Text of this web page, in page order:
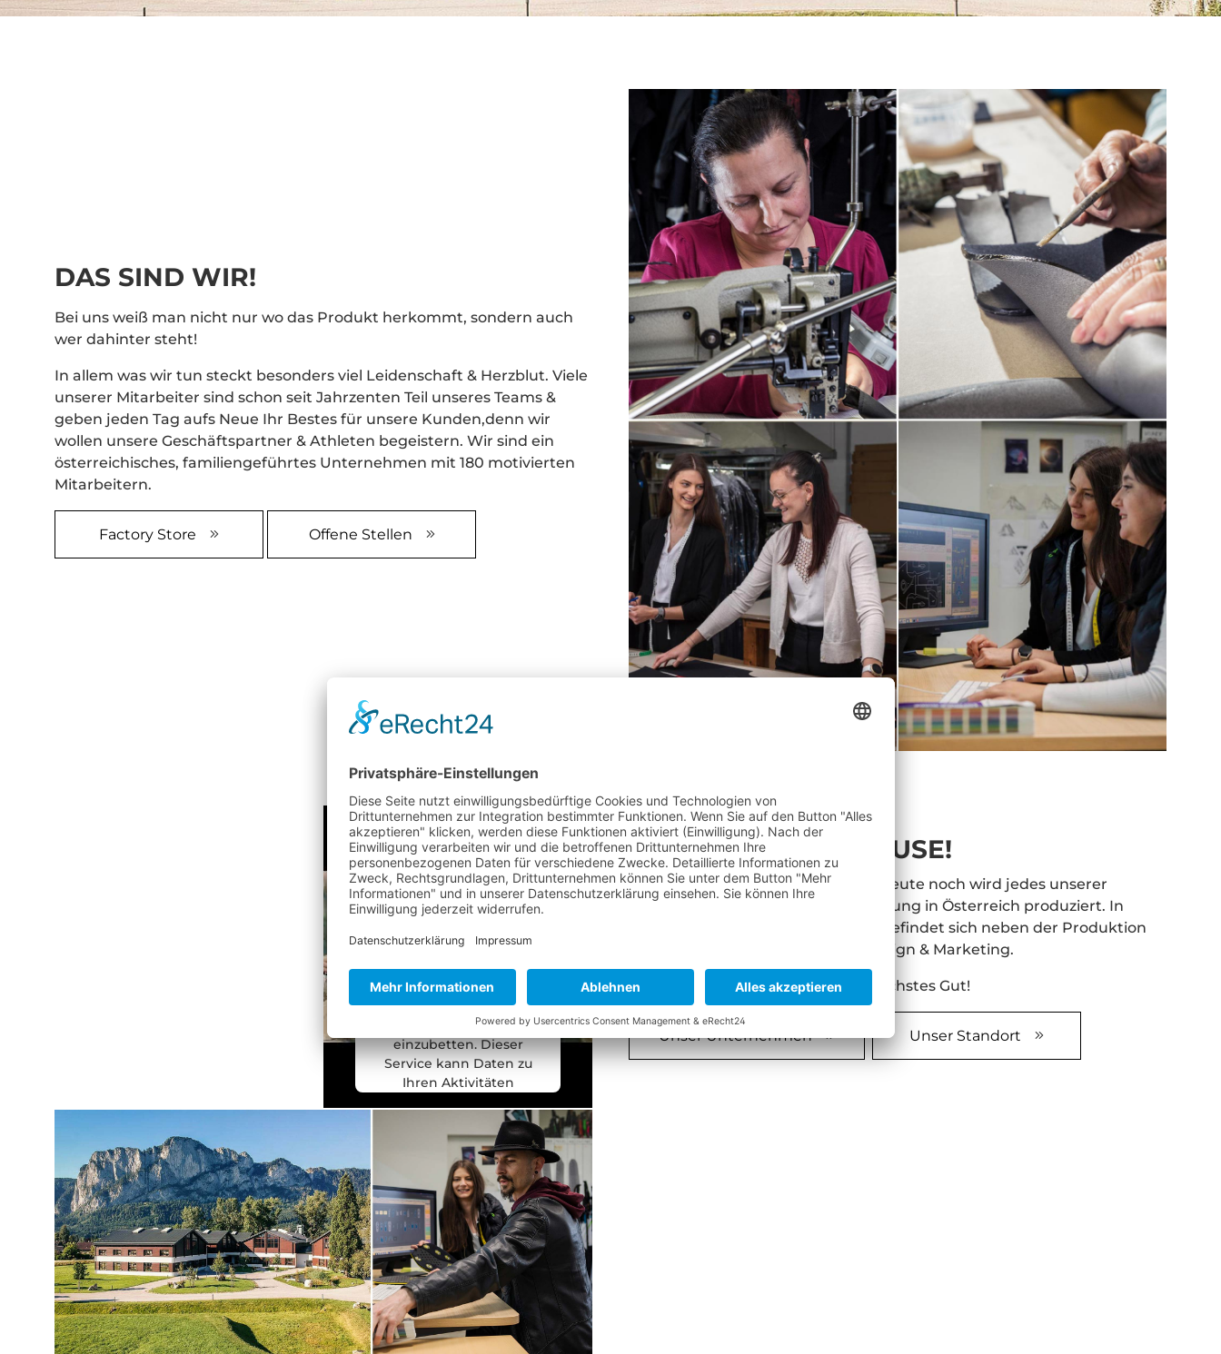
DAS SIND WIR!
Bei uns weiß man nicht nur wo das Produkt herkommt, sondern auch
wer dahinter steht!
In allem was wir tun steckt besonders viel Leidenschaft & Herzblut. Viele
unserer Mitarbeiter sind schon seit Jahrzenten Teil unseres Teams &
geben jeden Tag aufs Neue Ihr Bestes für unsere Kunden,denn wir
wollen unsere Geschäftspartner & Athleten begeistern. Wir sind ein
österreichisches, familiengeführtes Unternehmen mit 180 motivierten
Mitarbeitern.
Factory Store Offene Stellen
Wir benötigen Ihre
Zustimmung, um
den YouTube
Video-Service zu
laden!
Wir verwenden einen
Service eines
Drittanbieters, um
Videoinhalte
einzubetten. Dieser
Service kann Daten zu
Ihren Aktivitäten
Sie die Details durch
und stimmen Sie der
Nutzung des Service zu,
um dieses Video
anzusehen.
Mehr Informationen
Akzeptieren
powered byUsercentrics
Consent Management
DA SIND WIR ZUHAUSE!
Seit mehr als 50 Jahren und auch heute noch wird jedes unserer
Produkte in unserer eigenen Fertigung in Österreich produziert. In
unserem Firmensitz am Mondsee befindet sich neben der Produktion
auch die Entwicklung, Vertrieb, Design & Marketing.
Die Liebe zum Kunden ist unser höchstes Gut!
Unser Unternehmen Unser Standort